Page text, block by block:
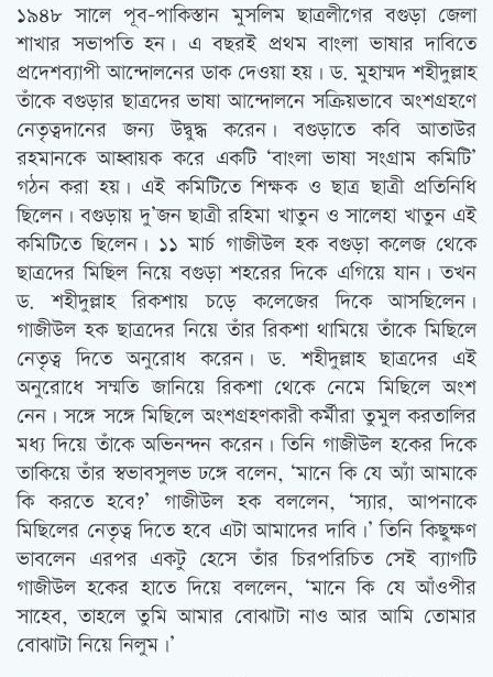
১৯৪৮ সালে পূব-পাকিস্তান মুসলিম ছাত্রলীগের বগুড়া জেলা
শাখার সভাপতি হন। এ বছরই প্রথম বাংলা ভাষার দাবিতে
প্রদেশব্যাপী আন্দোলনের ডাক দেওয়া হয়। ড. মুহাম্মদ শহীদুল্লাহ
তাঁকে বগুড়ার ছাত্রদের ভাষা আন্দোলনে সক্রিয়ভাবে অংশগ্রহণে
নেতৃত্বদানের জন্য উদ্বুদ্ধ করেন। বগুড়াতে কবি আতাউর
রহমানকে আহ্বায়ক করে একটি ‘বাংলা ভাষা সংগ্রাম কমিটি’
গঠন করা হয়। এই কমিটিতে শিক্ষক ও ছাত্র ছাত্রী প্রতিনিধি
ছিলেন। বগুড়ায় দু’জন ছাত্রী রহিমা খাতুন ও সালেহা খাতুন এই
কমিটিতে ছিলেন। ১১ মার্চ গাজীউল হক বগুড়া কলেজ থেকে
ছাত্রদের মিছিল নিয়ে বগুড়া শহরের দিকে এগিয়ে যান। তখন
ড. শহীদুল্লাহ রিকশায় চড়ে কলেজের দিকে আসছিলেন।
গাজীউল হক ছাত্রদের নিয়ে তাঁর রিকশা থামিয়ে তাঁকে মিছিলে
নেতৃত্ব দিতে অনুরোধ করেন। ড. শহীদুল্লাহ ছাত্রদের এই
অনুরোধে সম্মতি জানিয়ে রিকশা থেকে নেমে মিছিলে অংশ
নেন। সঙ্গে সঙ্গে মিছিলে অংশগ্রহণকারী কর্মীরা তুমুল করতালির
মধ্য দিয়ে তাঁকে অভিনন্দন করেন। তিনি গাজীউল হকের দিকে
তাকিয়ে তাঁর স্বভাবসুলভ ঢঙ্গে বলেন, ‘মানে কি যে অ্যাঁ আমাকে
কি করতে হবে?’ গাজীউল হক বললেন, ‘স্যার, আপনাকে
মিছিলের নেতৃত্ব দিতে হবে এটা আমাদের দাবি।’ তিনি কিছুক্ষণ
ভাবলেন এরপর একটু হেসে তাঁর চিরপরিচিত সেই ব্যাগটি
গাজীউল হকের হাতে দিয়ে বললেন, ‘মানে কি যে আঁওপীর
সাহেব, তাহলে তুমি আমার বোঝাটা নাও আর আমি তোমার
বোঝাটা নিয়ে নিলুম।’